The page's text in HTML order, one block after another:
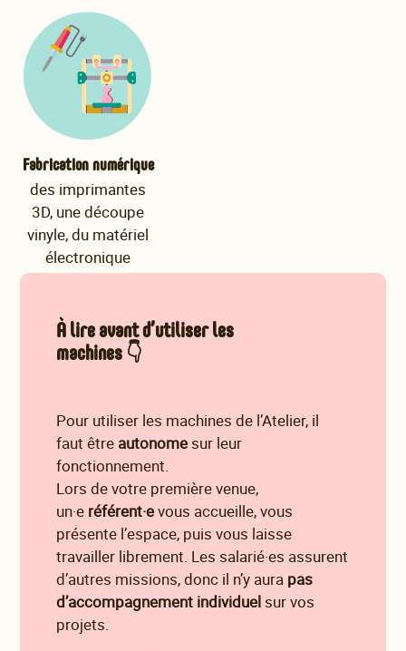
Fabrication numérique
des imprimantes
3D, une découpe
vinyle, du matériel
électronique
À lire avant d’utiliser les
machines 👇
Pour utiliser les machines de l’Atelier, il
faut être autonome sur leur
fonctionnement.
Lors de votre première venue,
un·e référent·evous accueille, vous
présente l’espace, puis vous laisse
travailler librement. Les salarié·es assurent
d’autres missions, donc il n’y aura pas
d’accompagnement individuel sur vos
projets.